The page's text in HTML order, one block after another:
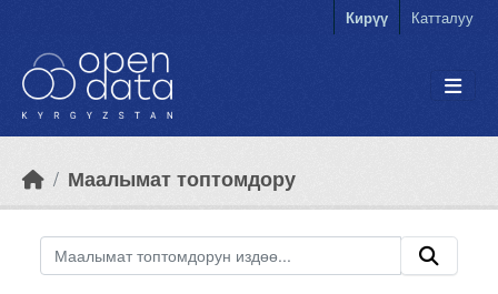
Кирүү Катталуу
Маалымат топтомдору